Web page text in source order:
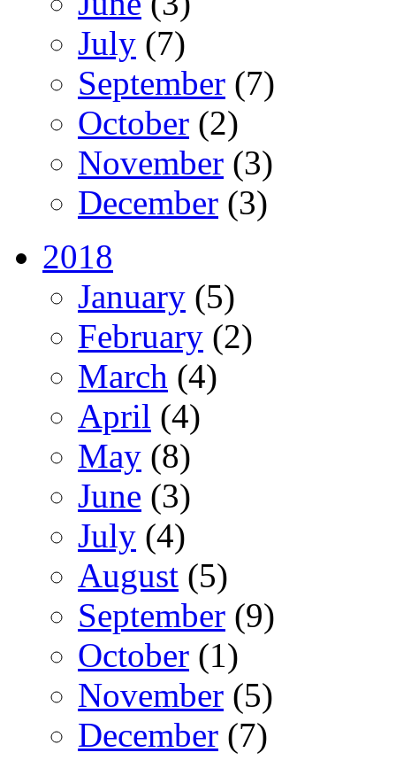
July (7)
September (7)
October (2)
November (3)
December (3)
2018
January (5)
February (2)
March (4)
April (4)
May (8)
June (3)
July (4)
August (5)
September (9)
October (1)
November (5)
December (7)